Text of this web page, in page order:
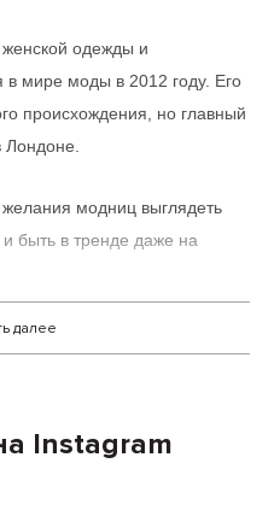
одежды и
в мире моды в 2012 году. Его
происхождения, но главный
модниц выглядеть
быть в тренде даже на
далее
Instagram